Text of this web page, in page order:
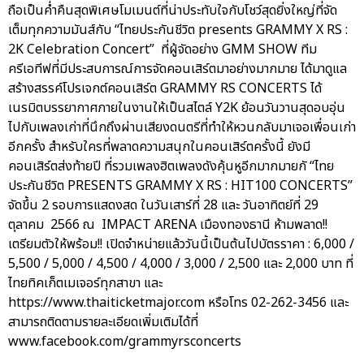
ถือเป็นค่ำคืนสุดพิเศษโมเมนต์ที่น่าประทับใจกับโชว์สุดยิ่งใหญ่ที่จัด
เต็มทุกความมันส์กับ “ไทยประกันชีวิต presents GRAMMY X RS :
2K Celebration Concert” ที่ผู้จัดอย่าง GMM SHOW ทีม
ครีเอทีฟที่มีประสบการณ์การจัดคอนเสิร์ตมาอย่างมากมาย ได้มาดูแล
สร้างสรรค์โปรเจกต์คอนเสิร์ต GRAMMY RS CONCERTS ได้
เนรมิตบรรยากาศภายในงานให้เป็นสไตล์ Y2K ย้อนวันวานสุดอบอุ่น
ไปกับเพลงเก่าที่นึกถึงผ่านเสียงดนตรีที่ทำให้หวนกลับมาเจอเพื่อนเก่า
อีกครั้ง สำหรับใครที่พลาดความสนุกในคอนเสิร์ตครั้งนี้ ยังมี
คอนเสิร์ตส่งท้ายปี ที่รวมเพลงฮิตเพลงดังคุ้นหูอีกมากมายกั “ไทย
ประกันชีวิต PRESENTS GRAMMY X RS : HIT100 CONCERTS”
จัดขึ้น 2 รอบการแสดงสด ในวันเสาร์ที่ 28 และ วันอาทิตย์ที่ 29
ตุลาคม 2566 ณ IMPACT ARENA เมืองทองธานี ห้ามพลาด!!
เตรียมตัวให้พร้อม!! เปิดจำหน่ายแล้ววันนี้เป็นต้นไปบัตรราคา : 6,000 /
5,500 / 5,000 / 4,500 / 4,000 / 3,000 / 2,500 และ 2,000 บาท ที่
ไทยทิคเก็ตเมเจอร์ทุกสาขา และ
https://www.thaiticketmajor.com หรือโทร 02-262-3456 และ
สามารถติดตามรายละเอียดเพิ่มเติมได้ที่
www.facebook.com/grammyrsconcerts